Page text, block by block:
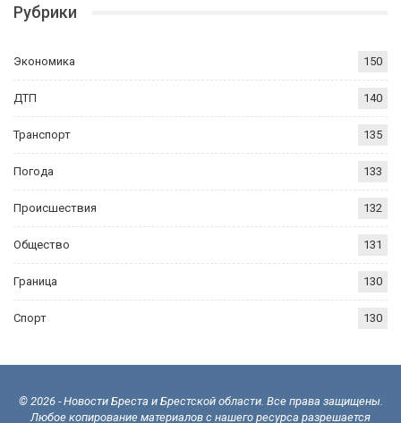
Рубрики
Экономика 150
ДТП 140
Транспорт 135
Погода 133
Происшествия 132
Общество 131
Граница 130
Спорт 130
© 2026 - Новости Бреста и Брестской области. Все права защищены.
Любое копирование материалов с нашего ресурса разрешается